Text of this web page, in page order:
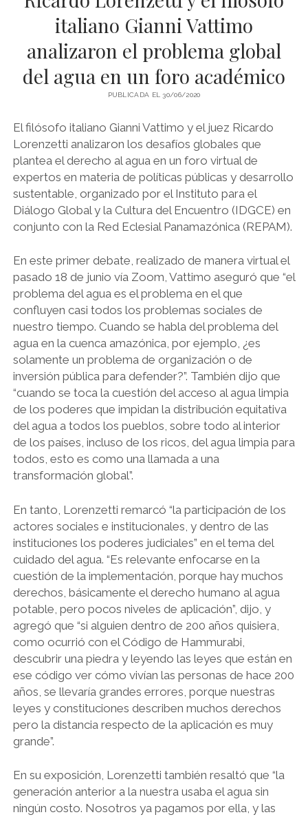
LIBROS EN PARAGUAY
LIBROS EN URUGUAY
italiano Gianni Vattimo
analizaron el problema global
del agua en un foro académico
PUBLICADA EL 30/06/2020
El filósofo italiano Gianni Vattimo y el juez Ricardo
Lorenzetti analizaron los desafíos globales que
plantea el derecho al agua en un foro virtual de
expertos en materia de políticas públicas y desarrollo
sustentable, organizado por el Instituto para el
Diálogo Global y la Cultura del Encuentro (IDGCE) en
conjunto con la Red Eclesial Panamazónica (REPAM).
En este primer debate, realizado de manera virtual el
pasado 18 de junio vía Zoom, Vattimo aseguró que “el
problema del agua es el problema en el que
confluyen casi todos los problemas sociales de
nuestro tiempo. Cuando se habla del problema del
agua en la cuenca amazónica, por ejemplo, ¿es
solamente un problema de organización o de
inversión pública para defender?”. También dijo que
“cuando se toca la cuestión del acceso al agua limpia
de los poderes que impidan la distribución equitativa
del agua a todos los pueblos, sobre todo al interior
de los países, incluso de los ricos, del agua limpia para
todos, esto es como una llamada a una
transformación global”.
En tanto, Lorenzetti remarcó “la participación de los
actores sociales e institucionales, y dentro de las
instituciones los poderes judiciales” en el tema del
cuidado del agua. “Es relevante enfocarse en la
cuestión de la implementación, porque hay muchos
derechos, básicamente el derecho humano al agua
potable, pero pocos niveles de aplicación”, dijo, y
agregó que “si alguien dentro de 200 años quisiera,
como ocurrió con el Código de Hammurabi,
descubrir una piedra y leyendo las leyes que están en
ese código ver cómo vivían las personas de hace 200
años, se llevaría grandes errores, porque nuestras
leyes y constituciones describen muchos derechos
pero la distancia respecto de la aplicación es muy
grande”.
En su exposición, Lorenzetti también resaltó que “la
generación anterior a la nuestra usaba el agua sin
ningún costo. Nosotros ya pagamos por ella, y las